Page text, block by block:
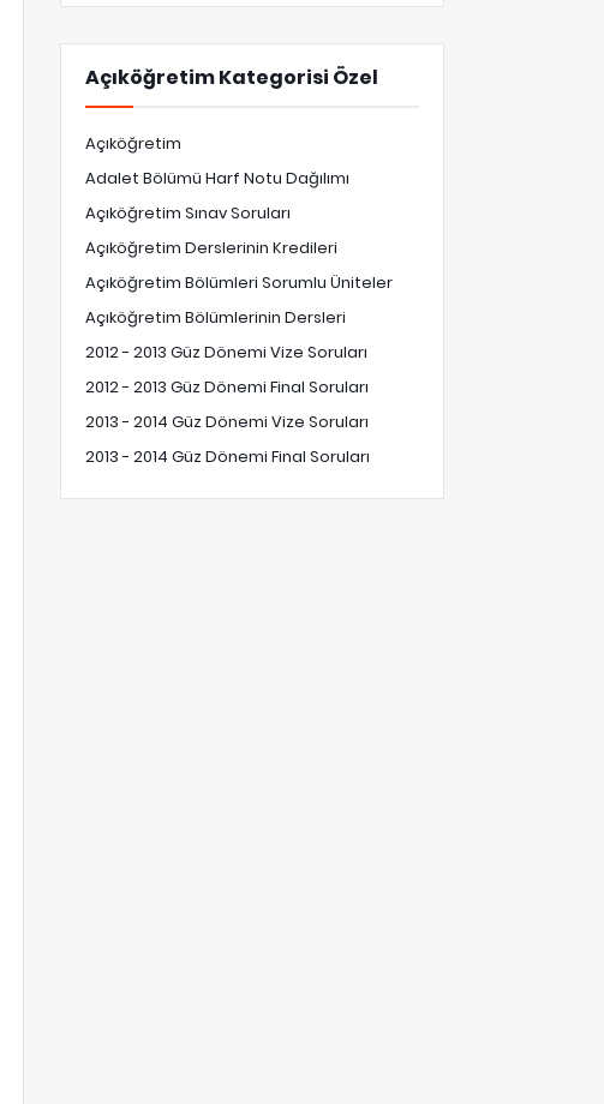
Açıköğretim Kategorisi Özel
Açıköğretim
Adalet Bölümü Harf Notu Dağılımı
Açıköğretim Sınav Soruları
Açıköğretim Derslerinin Kredileri
Açıköğretim Bölümleri Sorumlu Üniteler
Açıköğretim Bölümlerinin Dersleri
2012 - 2013 Güz Dönemi Vize Soruları
2012 - 2013 Güz Dönemi Final Soruları
2013 - 2014 Güz Dönemi Vize Soruları
2013 - 2014 Güz Dönemi Final Soruları